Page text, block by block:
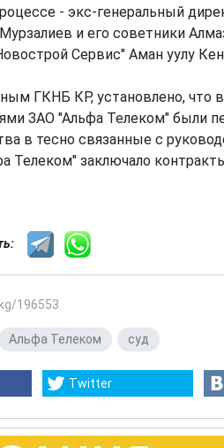
- экс-генеральный
и его советники
Сервис" Аман уулу
ГКНБ КР, установлено, что
ЗАО "Альфа Телеком" были
в тесно связанные с
Телеком" заключало
196553
Альфа Телеком суд
Twitter